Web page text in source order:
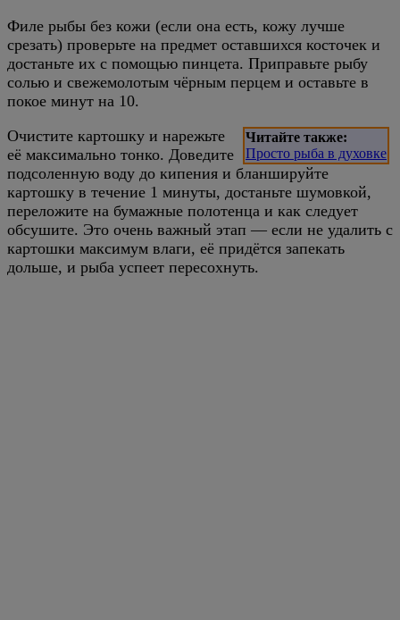
Филе рыбы без кожи (если она есть, кожу лучше
срезать) проверьте на предмет оставшихся косточек и
достаньте их с помощью пинцета. Приправьте рыбу
солью и свежемолотым чёрным перцем и оставьте в
покое минут на 10.
Читайте также:
Просто рыба в духовке
Очистите картошку и нарежьте
её максимально тонко. Доведите
подсоленную воду до кипения и бланшируйте
картошку в течение 1 минуты, достаньте шумовкой,
переложите на бумажные полотенца и как следует
обсушите. Это очень важный этап — если не удалить с
картошки максимум влаги, её придётся запекать
дольше, и рыба успеет пересохнуть.